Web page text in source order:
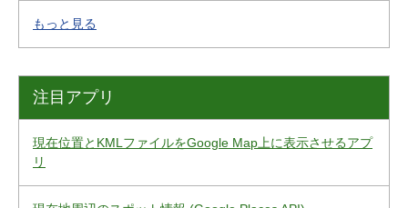
もっと見る
注目アプリ
現在位置とKMLファイルをGoogle Map上に表示させるアプ
リ